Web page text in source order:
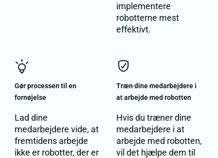
implementere
robotterne mest
effektivt.
Gør processen til en
fornøjelse
Lad dine
medarbejdere vide, at
fremtidens arbejde
ikke er robotter, der er
Træn dine medarbejdere i
at arbejde med robotten
Hvis du træner dine
medarbejdere i at
arbejde med robotten,
vil det hjælpe dem til